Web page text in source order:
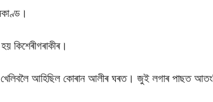
খেলিবলৈ আহিছিল কোৰান আলীৰ ঘৰত। জুই লগাৰ পাছত